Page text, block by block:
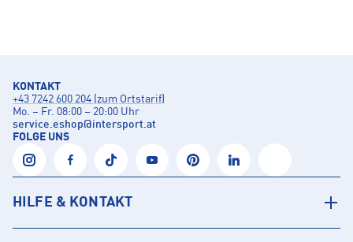
KONTAKT
+43 7242 600 204 (zum Ortstarif)
Mo. – Fr. 08:00 – 20:00 Uhr
service.eshop@intersport.at
FOLGE UNS
HILFE & KONTAKT